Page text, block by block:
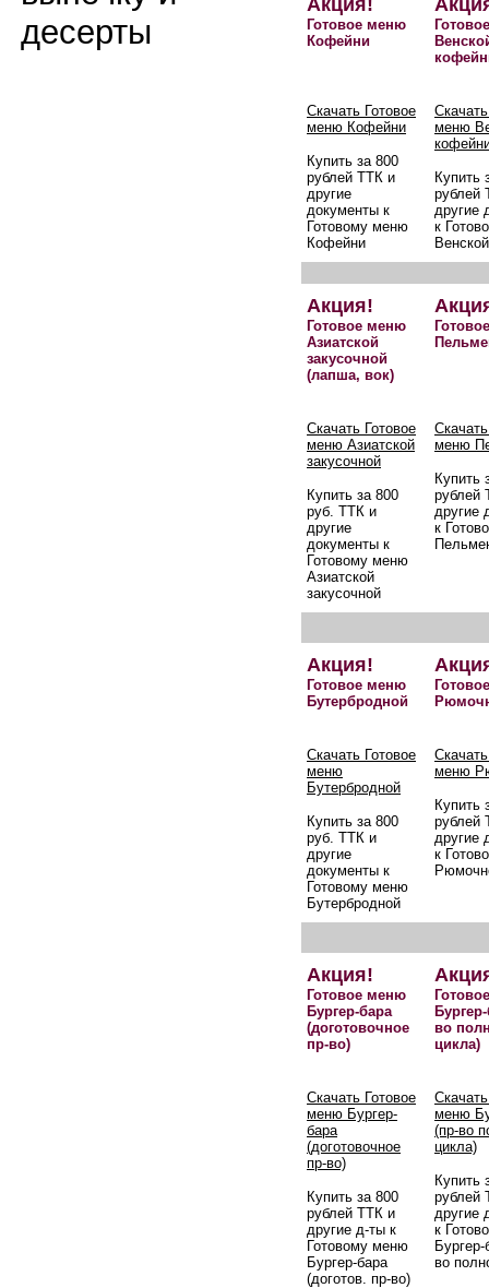
десерты
Акция!
Готовое меню
Кофейни
Скачать Готовое
меню Кофейни
Купить за 800
рублей ТТК и
другие
документы к
Готовому меню
Кофейни
меню
Купить
рублей
другие
к
Акция!
Готовое меню
Азиатской
закусочной
(лапша, вок)
Скачать Готовое
меню Азиатской
закусочной
Купить за 800
руб. ТТК и
другие
документы к
Готовому меню
Азиатской
закусочной
меню
Купить
рублей
другие
к
Акция!
Готовое меню
Бутербродной
Скачать Готовое
меню
Бутербродной
Купить за 800
руб. ТТК и
другие
документы к
Готовому меню
Бутербродной
меню
Купить
рублей
другие
к
Акция!
Готовое меню
Бургер-бара
(доготовочное
пр-во)
во
цикла)
Скачать Готовое
меню Бургер-
бара
(доготовочное
пр-во)
Купить за 800
рублей ТТК и
другие д-ты к
Готовому меню
Бургер-бара
(доготов. пр-во)
меню
(пр-во
цикла)
Купить
рублей
другие
к
во